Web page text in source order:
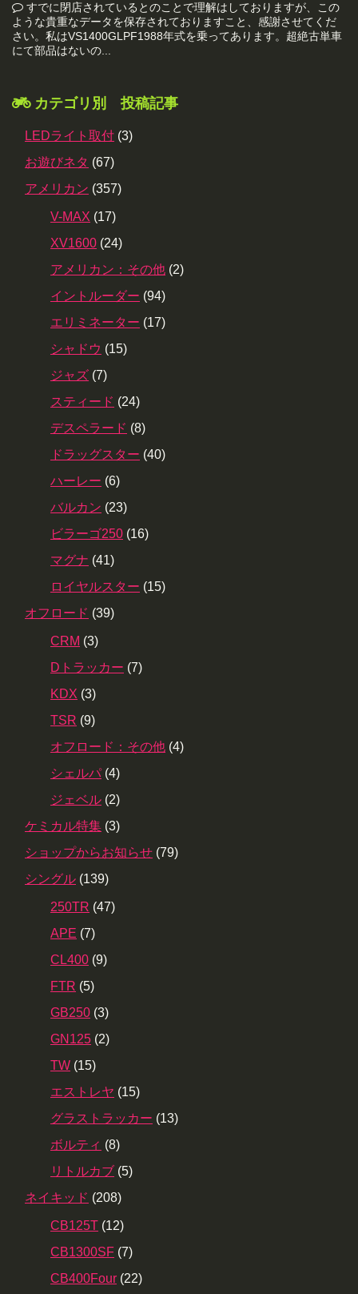
すでに閉店されているとのことで理解はしておりますが、この
ような貴重なデータを保存されておりますこと、感謝させてくだ
さい。私はVS1400GLPF1988年式を乗ってあります。超絶古単車
にて部品はないの...
カテゴリ別 投稿記事
LEDライト取付 (3)
お遊びネタ (67)
アメリカン (357)
V-MAX (17)
XV1600 (24)
アメリカン：その他 (2)
イントルーダー (94)
エリミネーター (17)
シャドウ (15)
ジャズ (7)
スティード (24)
デスペラード (8)
ドラッグスター (40)
ハーレー (6)
バルカン (23)
ビラーゴ250 (16)
マグナ (41)
ロイヤルスター (15)
オフロード (39)
CRM (3)
Dトラッカー (7)
KDX (3)
TSR (9)
オフロード：その他 (4)
シェルパ (4)
ジェベル (2)
ケミカル特集 (3)
ショップからお知らせ (79)
シングル (139)
250TR (47)
APE (7)
CL400 (9)
FTR (5)
GB250 (3)
GN125 (2)
TW (15)
エストレヤ (15)
グラストラッカー (13)
ボルティ (8)
リトルカブ (5)
ネイキッド (208)
CB125T (12)
CB1300SF (7)
CB400Four (22)